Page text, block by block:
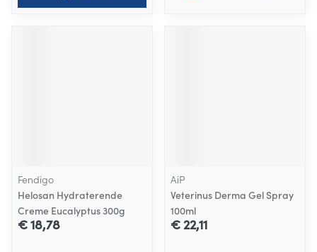
Fendigo
Helosan Hydraterende
Creme Eucalyptus 300g
€ 18,78
AiP
Veterinus Derma Gel Spray
100ml
€ 22,11